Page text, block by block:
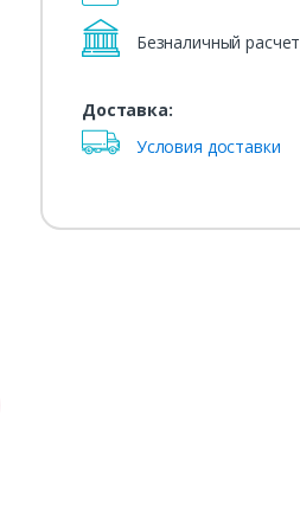
Безналичный расчет
Доставка:
Условия доставки